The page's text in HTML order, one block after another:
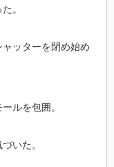
。
ッターを閉め始め
ルを包囲。
いた。